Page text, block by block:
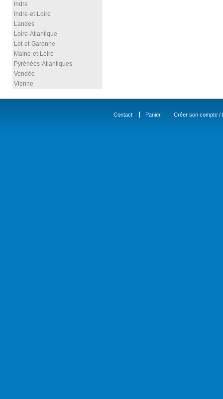
Indre
Indre-et-Loire
Landes
Loire-Atlantique
Lot-et-Garonne
Maine-et-Loire
Pyrénées-Atlantiques
Vendée
Vienne
Contact Panier Créer son compte /